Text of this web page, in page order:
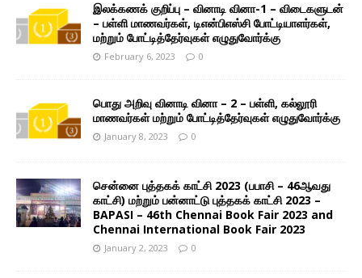
இலக்கணக் குறிப்பு – வினாடி வினா-1 – விடைகளுடன்
– பள்ளி மாணவர்கள், டிஎன்பிஎஸ்சி போட்டியாளர்கள்,
மற்றும் போட்டித்தேர்வுகள் எழுதுவோர்க்கு
February 6, 2023 0
பொது அறிவு வினாடி வினா – 2 – பள்ளி, கல்லூரி
மாணவர்கள் மற்றும் போட்டித்தேர்வுகள் எழுதுவோர்க்கு
January 8, 2023 0
சென்னை புத்தகக் காட்சி 2023 (பபாசி – 46ஆவது
காட்சி) மற்றும் பன்னாட்டு புத்தகக் காட்சி 2023 –
BAPASI – 46th Chennai Book Fair 2023 and
Chennai International Book Fair 2023
January 2, 2023 0